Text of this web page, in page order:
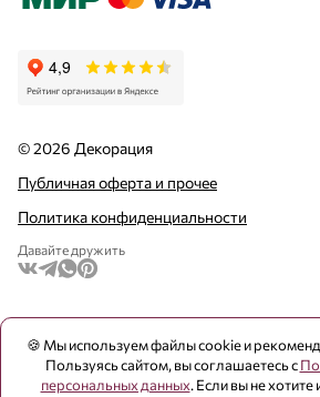
© 2026 Декорация
Публичная оферта и прочее
Политика конфиденциальности
Давайте дружить
🍪 Мы используем файлы cookie и
Пользуясь сайтом, вы соглашаетесь с
персональных данных. Если вы не